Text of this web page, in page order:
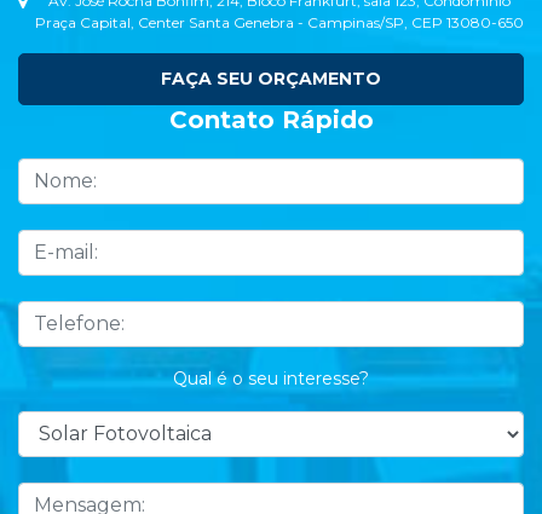
Praça Capital, Center Santa Genebra - Campinas/SP, CEP 13080-650
FAÇA SEU ORÇAMENTO
Contato Rápido
Qual é o seu interesse?